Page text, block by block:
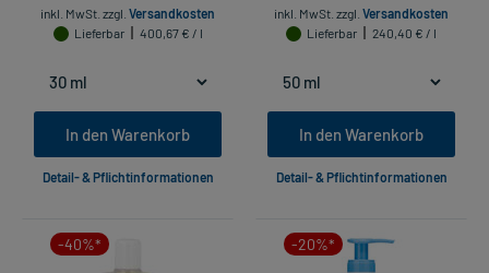
inkl. MwSt. zzgl. Versandkosten
Lieferbar
400,67 € / l
In den Warenkorb
Detail- & Pflichtinformationen
inkl. MwSt. zzgl. Versandkosten
Lieferbar
240,40 € / l
In den Warenkorb
Detail- & Pflichtinformationen
-40%* -20%*